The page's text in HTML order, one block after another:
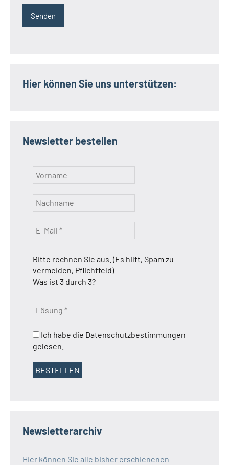
Hier können Sie uns unterstützen:
Newsletter bestellen
Bitte rechnen Sie aus. (Es hilft, Spam zu
vermeiden, Pflichtfeld)
Was ist 3 durch 3?
Ich habe die Datenschutzbestimmungen
gelesen.
Newsletterarchiv
Hier können Sie alle bisher erschienenen